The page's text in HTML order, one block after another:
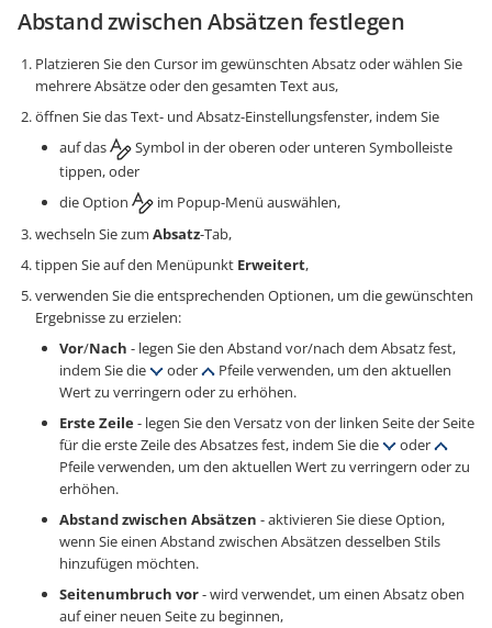
Abstand zwischen Absätzen festlegen
Platzieren Sie den Cursor im gewünschten Absatz oder wählen Sie
mehrere Absätze oder den gesamten Text aus,
öffnen Sie das Text- und Absatz-Einstellungsfenster, indem Sie
auf das
Symbol in der oberen oder unteren Symbolleiste
tippen, oder
die Option
im Popup-Menü auswählen,
wechseln Sie zum Absatz-Tab,
tippen Sie auf den Menüpunkt Erweitert,
verwenden Sie die entsprechenden Optionen, um die gewünschten
Ergebnisse zu erzielen:
Vor/Nach - legen Sie den Abstand vor/nach dem Absatz fest,
indem Sie die
oder
Pfeile verwenden, um den aktuellen
Wert zu verringern oder zu erhöhen.
Erste Zeile- legen Sie den Versatz von der linken Seite der Seite
für die erste Zeile des Absatzes fest, indem Sie die
oder
Pfeile verwenden, um den aktuellen Wert zu verringern oder zu
erhöhen.
Abstand zwischen Absätzen - aktivieren Sie diese Option,
wenn Sie einen Abstand zwischen Absätzen desselben Stils
hinzufügen möchten.
Seitenumbruch vor- wird verwendet, um einen Absatz oben
auf einer neuen Seite zu beginnen,